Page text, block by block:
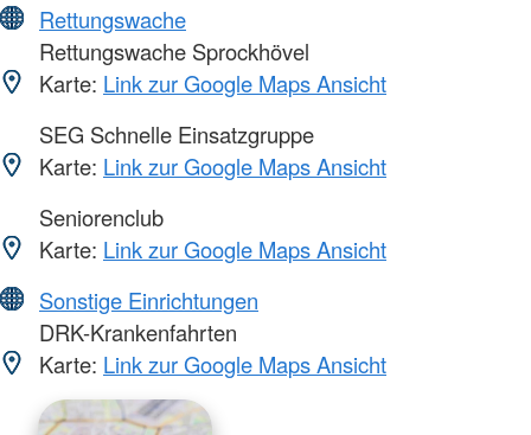
Rettungswache
Rettungswache Sprockhövel
Karte: Link zur Google Maps Ansicht
SEG Schnelle Einsatzgruppe
Karte: Link zur Google Maps Ansicht
Seniorenclub
Karte: Link zur Google Maps Ansicht
Sonstige Einrichtungen
DRK-Krankenfahrten
Karte: Link zur Google Maps Ansicht